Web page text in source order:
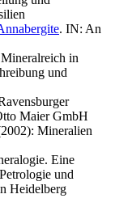
. IN: An
in
und
Maier GmbH
Mineralien
Eine
und
Heidelberg